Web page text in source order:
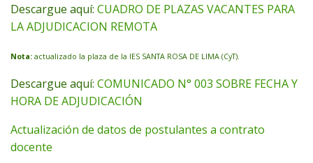
Descargue aquí: CUADRO DE PLAZAS VACANTES PARA
LA ADJUDICACION REMOTA
Nota: actualizado la plaza de la IES SANTA ROSA DE LIMA (CyT).
Descargue aquí: COMUNICADO N° 003 SOBRE FECHA Y
HORA DE ADJUDICACIÓN
Actualización de datos de postulantes a contrato
docente